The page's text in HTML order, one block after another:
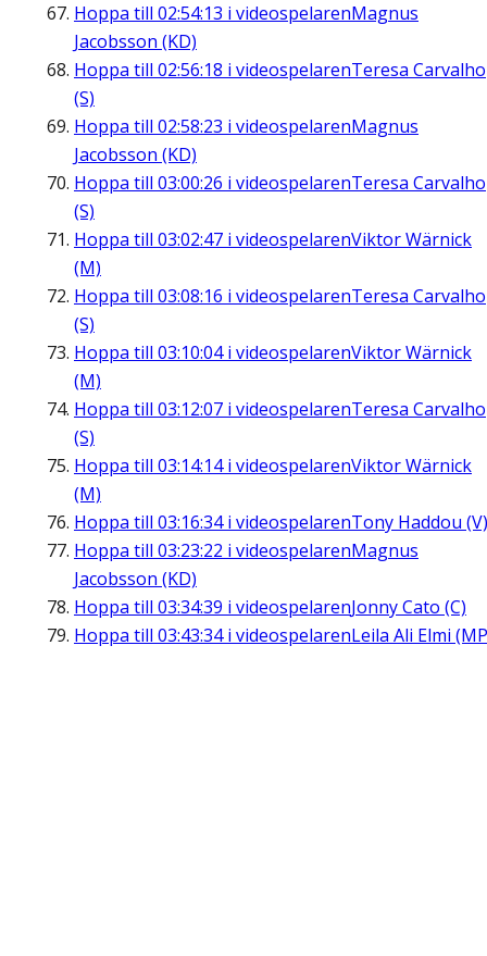
Hoppa till 02:54:13 i videospelarenMagnus
Jacobsson (KD)
Hoppa till 02:56:18 i videospelarenTeresa Carvalho
(S)
Hoppa till 02:58:23 i videospelarenMagnus
Jacobsson (KD)
Hoppa till 03:00:26 i videospelarenTeresa Carvalho
(S)
Hoppa till 03:02:47 i videospelarenViktor Wärnick
(M)
Hoppa till 03:08:16 i videospelarenTeresa Carvalho
(S)
Hoppa till 03:10:04i videospelarenViktor Wärnick
(M)
Hoppa till 03:12:07 i videospelarenTeresa Carvalho
(S)
Hoppa till 03:14:14i videospelarenViktor Wärnick
(M)
Hoppa till 03:16:34i videospelarenTony Haddou (V)
Hoppa till 03:23:22 i videospelarenMagnus
Jacobsson (KD)
Hoppa till 03:34:39 i videospelarenJonny Cato (C)
Hoppa till 03:43:34i videospelarenLeila Ali Elmi